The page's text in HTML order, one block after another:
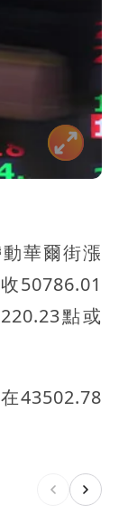
華爾街漲
50786.01
點或
43502.78